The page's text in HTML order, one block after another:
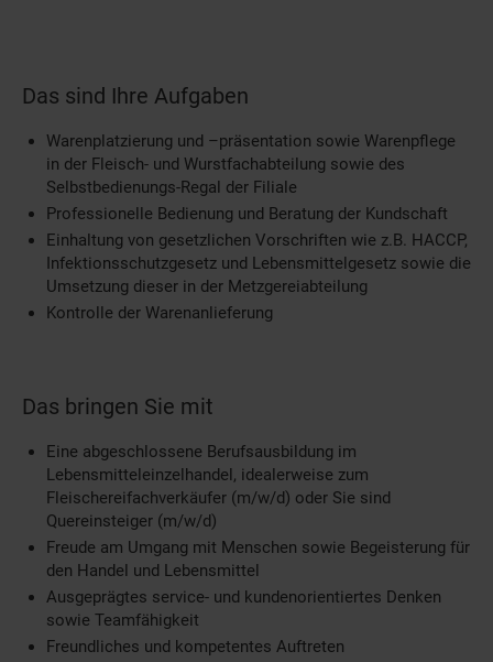
Das sind Ihre Aufgaben
Warenplatzierung und –präsentation sowie Warenpflege
in der Fleisch- und Wurstfachabteilung sowie des
Selbstbedienungs-Regal der Filiale
Professionelle Bedienung und Beratung der Kundschaft
Einhaltung von gesetzlichen Vorschriften wie z.B. HACCP,
Infektionsschutzgesetz und Lebensmittelgesetz sowie die
Umsetzung dieser in der Metzgereiabteilung
Kontrolle der Warenanlieferung
Das bringen Sie mit
Eine abgeschlossene Berufsausbildung im
Lebensmitteleinzelhandel, idealerweise zum
Fleischereifachverkäufer (m/w/d) oder Sie sind
Quereinsteiger (m/w/d)
Freude am Umgang mit Menschen sowie Begeisterung für
den Handel und Lebensmittel
Ausgeprägtes service- und kundenorientiertes Denken
sowie Teamfähigkeit
Freundliches und kompetentes Auftreten